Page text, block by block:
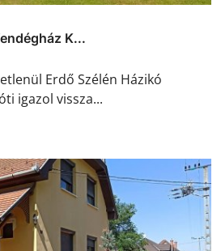
K...
Erdő Szélén Házikó
igazol vissza...